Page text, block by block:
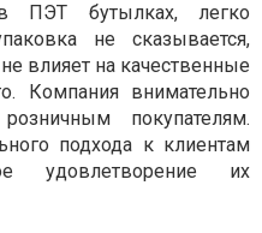
в ПЭТ бутылках, легко
не сказывается,
влияет на качественные
Компания внимательно
покупателям.
подхода к клиентам
удовлетворение их